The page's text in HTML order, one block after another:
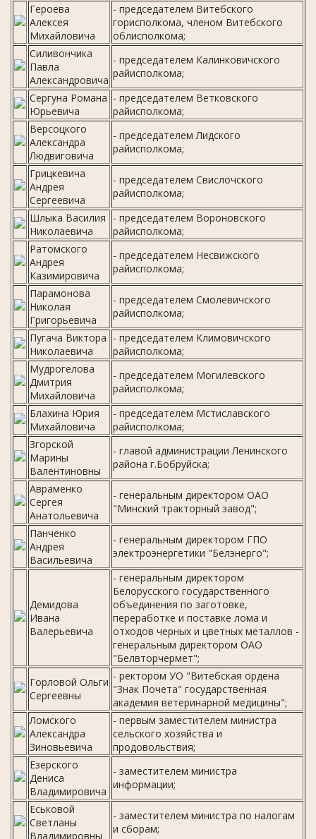
Героева
Алексея
Михайловича
- председателем Витебского
горисполкома, членом Витебского
облисполкома;
Силивончика
Павла
Александровича
- председателем Калинковичского
райисполкома;
Сергуна Романа
Юрьевича
- председателем Ветковского
райисполкома;
Версоцкого
Александра
Людвиговича
- председателем Лидского
райисполкома;
Грицкевича
Андрея
Сергеевича
- председателем Свислочского
райисполкома;
Шлыка Василия
Николаевича
- председателем Вороновского
райисполкома;
Ратомского
Андрея
Казимировича
- председателем Несвижского
райисполкома;
Парамонова
Николая
Григорьевича
- председателем Смолевичского
райисполкома;
Пугача Виктора
Николаевича
- председателем Климовичского
райисполкома;
Мудрогелова
Дмитрия
Михайловича
- председателем Могилевского
райисполкома;
Блахина Юрия
Михайловича
- председателем Мстиславского
райисполкома;
Згорской
Марины
Валентиновны
- главой администрации Ленинского
района г.Бобруйска;
Авраменко
Сергея
Анатольевича
- генеральным директором ОАО
"Минский тракторный завод";
Панченко
Андрея
Васильевича
- генеральным директором ГПО
электроэнергетики "Белэнерго";
Демидова
Ивана
Валерьевича
- генеральным директором
Белорусского государственного
объединения по заготовке,
переработке и поставке лома и
отходов черных и цветных металлов -
генеральным директором ОАО
"Белвторчермет";
Горловой Ольги
Сергеевны
- ректором УО "Витебская ордена
"Знак Почета" государственная
академия ветеринарной медицины";
Ломского
Александра
Зиновьевича
- первым заместителем министра
сельского хозяйства и
продовольствия;
Езерского
Дениса
Владимировича
- заместителем министра
информации;
Еськовой
Светланы
Владимировны
- заместителем министра по налогам
и сборам;